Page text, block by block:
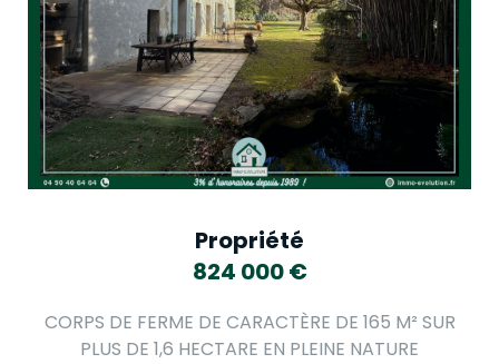
Propriété
824 000€
CORPS DE FERME DE CARACTÈRE DE 165 M² SUR
PLUS DE 1,6 HECTARE EN PLEINE NATURE